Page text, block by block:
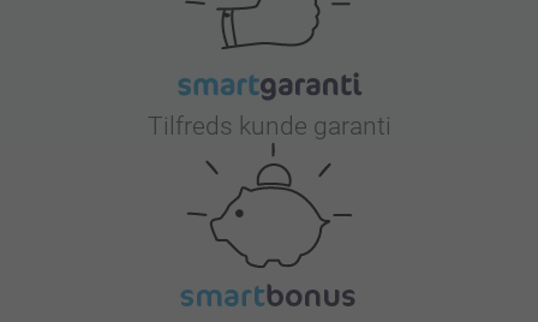
Tilfreds kunde garanti